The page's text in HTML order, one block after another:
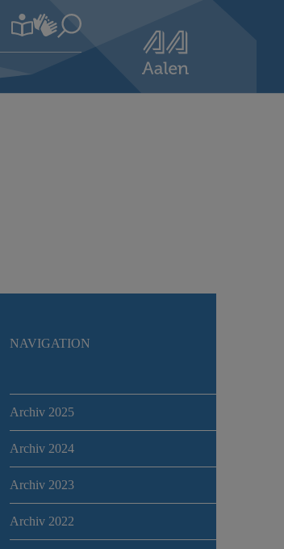
NAVIGATION
Archiv 2025
Archiv 2024
Archiv 2023
Archiv 2022